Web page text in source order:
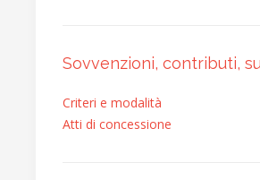
Sovvenzioni, contributi,
Criteri e modalità
Atti di concessione